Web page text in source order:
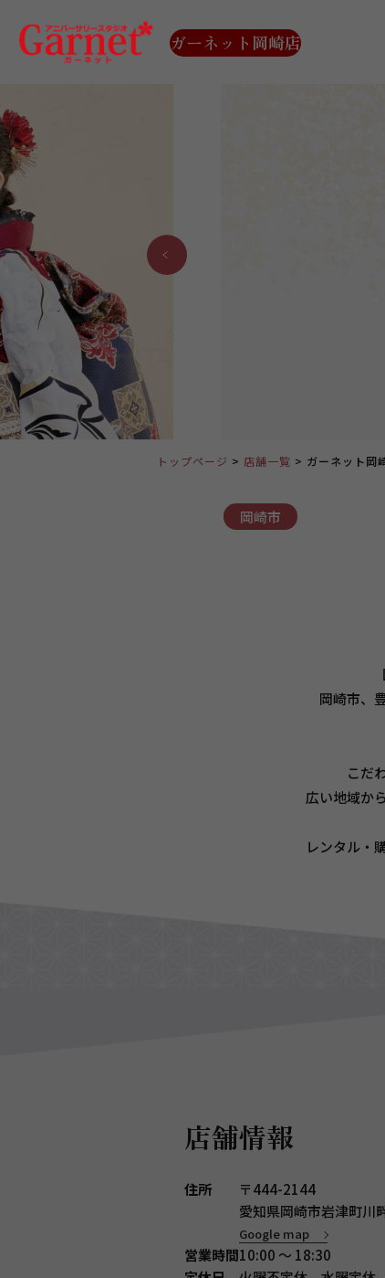
ガーネット岡崎店
トップページ 店舗一覧 ガーネット岡
岡崎市
岡崎市、
こだ
広い地域か
レンタル・
店舗情報
住所
〒444-2144
愛知県岡崎市岩津町川
Google map
営業時間10:00 ～ 18:30